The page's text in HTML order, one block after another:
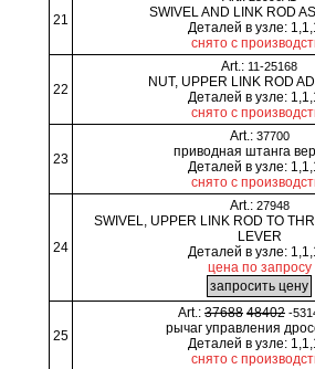
21
SWIVEL AND LINK ROD
Деталей в узле:
снято с
22
Art.: 11-25168
NUT, UPPER LINK ROD
Деталей в узле:
снято с
23
Art.: 37700
приводная штанга
Деталей в узле:
снято с
24
Art.: 27948
SWIVEL, UPPER LINK ROD TO
LEVER
Деталей в узле:
цена по запросу
25
Art.: 37688 48402 -
рычаг управления
Деталей в узле:
снято с